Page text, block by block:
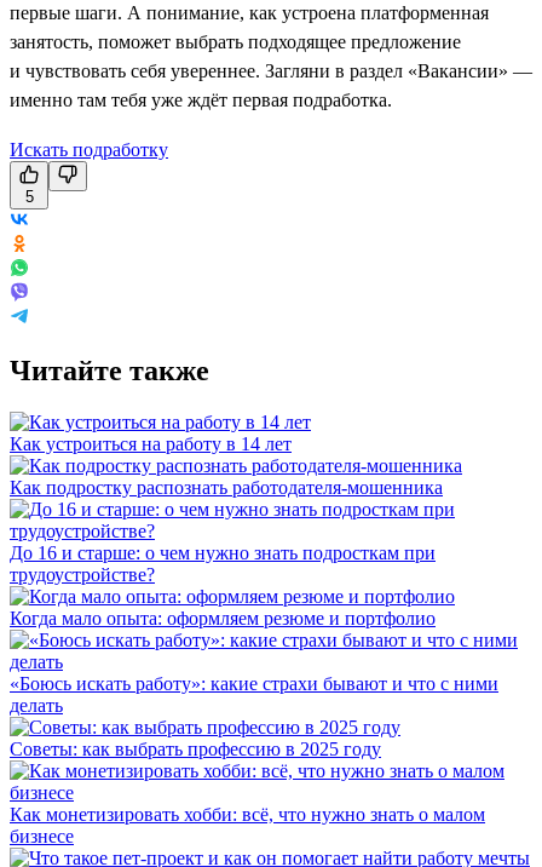
первые шаги. А понимание, как устроена платформенная
занятость, поможет выбрать подходящее предложение
и чувствовать себя увереннее. Загляни в раздел «Вакансии» —
именно там тебя уже ждёт первая подработка.
Искать подработку
5
Читайте также
Как устроиться на работу в 14 лет
Как подростку распознать работодателя-мошенника
До 16 и старше: о чем нужно знать подросткам при
трудоустройстве?
Когда мало опыта: оформляем резюме и портфолио
«Боюсь искать работу»: какие страхи бывают и что с ними
делать
Советы: как выбрать профессию в 2025 году
Как монетизировать хобби: всё, что нужно знать о малом
бизнесе